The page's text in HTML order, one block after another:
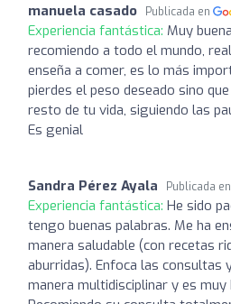
manuela casado Publicada en
Experiencia fantástica: Muy
recomiendo a todo el mundo,
enseña a comer, es lo más
pierdes el peso deseado sino
resto de tu vida, siguiendo las
Es genial
Sandra Pérez Ayala Publicada en
Experiencia fantástica: He sido
tengo buenas palabras. Me ha
manera saludable (con recetas
aburridas). Enfoca las consultas
manera multidisciplinar y es muy